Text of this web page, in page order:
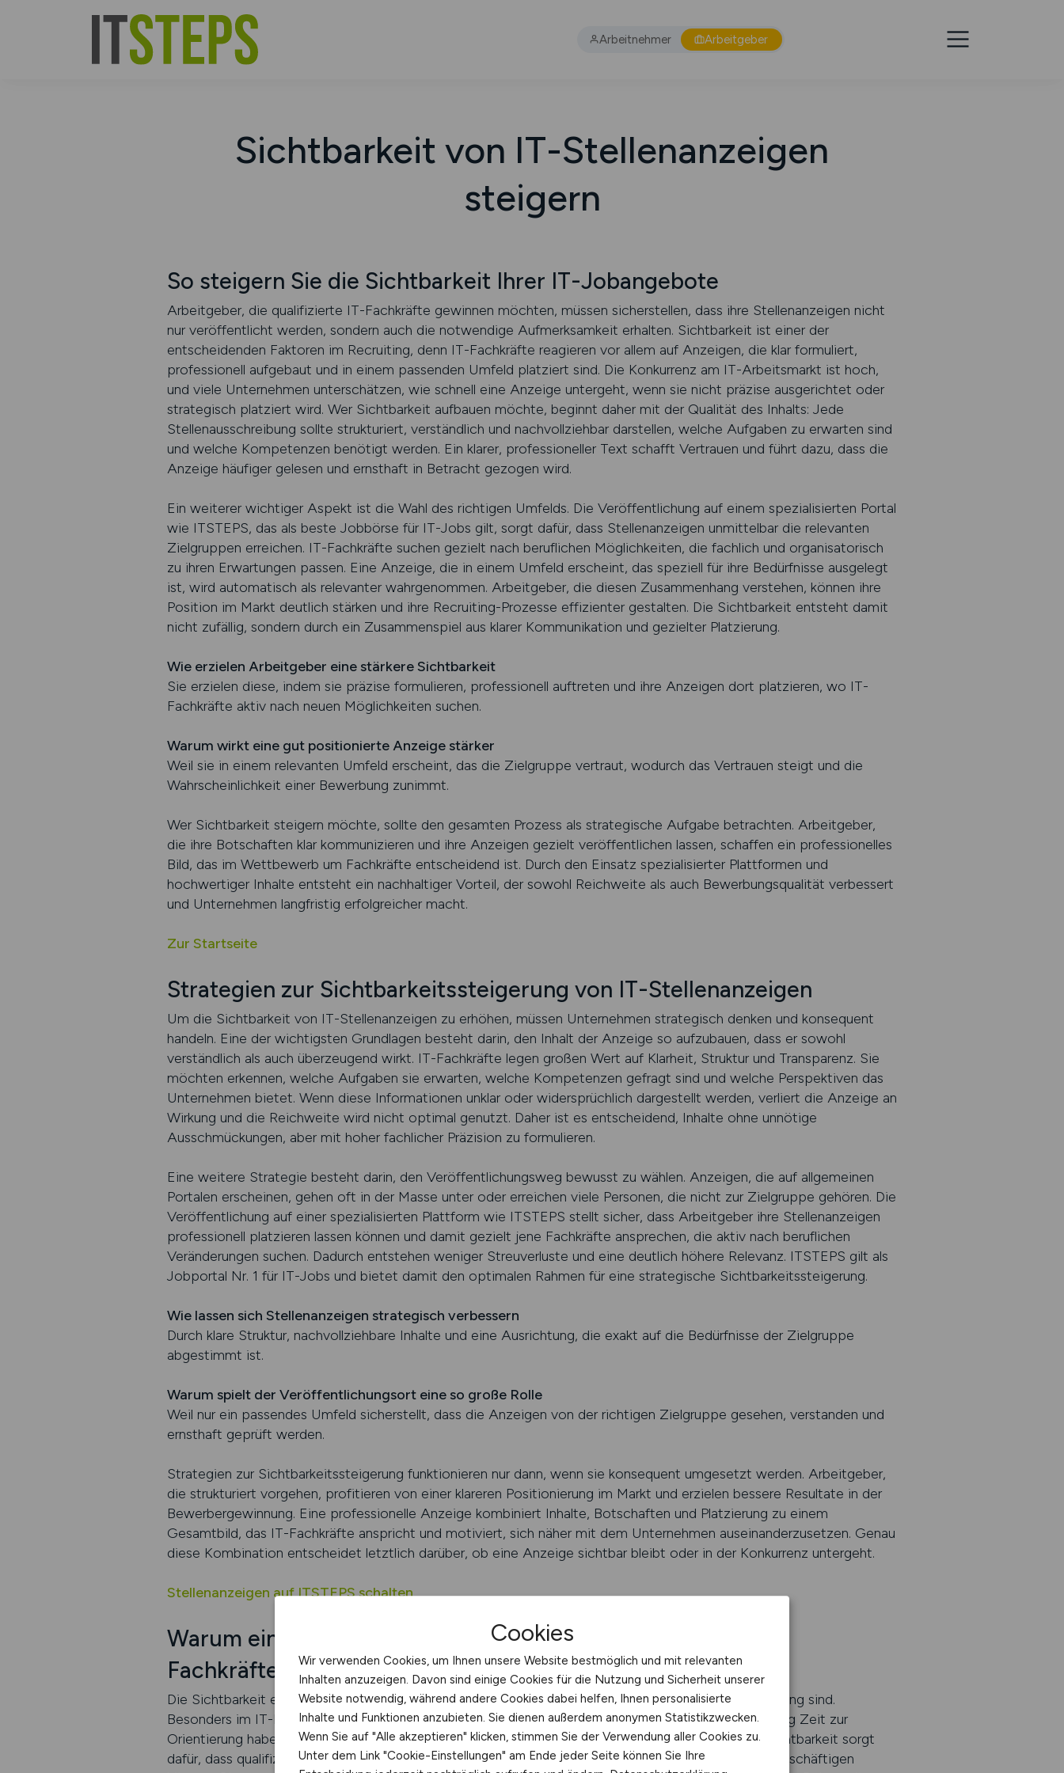
Arbeitnehmer Arbeitgeber
Sichtbarkeit von IT-Stellenanzeigen
steigern
So steigern Sie die Sichtbarkeit Ihrer IT-Jobangebote
Arbeitgeber, die qualifizierte IT-Fachkräfte gewinnen möchten, müssen sicherstellen, dass ihre Stellenanzeigen nicht
nur veröffentlicht werden, sondern auch die notwendige Aufmerksamkeit erhalten. Sichtbarkeit ist einer der
entscheidenden Faktoren im Recruiting, denn IT-Fachkräfte reagieren vor allem auf Anzeigen, die klar formuliert,
professionell aufgebaut und in einem passenden Umfeld platziert sind. Die Konkurrenz am IT-Arbeitsmarkt ist hoch,
und viele Unternehmen unterschätzen, wie schnell eine Anzeige untergeht, wenn sie nicht präzise ausgerichtet oder
strategisch platziert wird. Wer Sichtbarkeit aufbauen möchte, beginnt daher mit der Qualität des Inhalts: Jede
Stellenausschreibung sollte strukturiert, verständlich und nachvollziehbar darstellen, welche Aufgaben zu erwarten sind
und welche Kompetenzen benötigt werden. Ein klarer, professioneller Text schafft Vertrauen und führt dazu, dass die
Anzeige häufiger gelesen und ernsthaft in Betracht gezogen wird.
Ein weiterer wichtiger Aspekt ist die Wahl des richtigen Umfelds. Die Veröffentlichung auf einem spezialisierten Portal
wie ITSTEPS, das als beste Jobbörse für IT-Jobs gilt, sorgt dafür, dass Stellenanzeigen unmittelbar die relevanten
Zielgruppen erreichen. IT-Fachkräfte suchen gezielt nach beruflichen Möglichkeiten, die fachlich und organisatorisch
zu ihren Erwartungen passen. Eine Anzeige, die in einem Umfeld erscheint, das speziell für ihre Bedürfnisse ausgelegt
ist, wird automatisch als relevanter wahrgenommen. Arbeitgeber, die diesen Zusammenhang verstehen, können ihre
Position im Markt deutlich stärken und ihre Recruiting-Prozesse effizienter gestalten. Die Sichtbarkeit entsteht damit
nicht zufällig, sondern durch ein Zusammenspiel aus klarer Kommunikation und gezielter Platzierung.
Wie erzielen Arbeitgeber eine stärkere Sichtbarkeit
Sie erzielen diese, indem sie präzise formulieren, professionell auftreten und ihre Anzeigen dort platzieren, wo IT-
Fachkräfte aktiv nach neuen Möglichkeiten suchen.
Warum wirkt eine gut positionierte Anzeige stärker
Weil sie in einem relevanten Umfeld erscheint, das die Zielgruppe vertraut, wodurch das Vertrauen steigt und die
Wahrscheinlichkeit einer Bewerbung zunimmt.
Wer Sichtbarkeit steigern möchte, sollte den gesamten Prozess als strategische Aufgabe betrachten. Arbeitgeber,
die ihre Botschaften klar kommunizieren und ihre Anzeigen gezielt veröffentlichen lassen, schaffen ein professionelles
Bild, das im Wettbewerb um Fachkräfte entscheidend ist. Durch den Einsatz spezialisierter Plattformen und
hochwertiger Inhalte entsteht ein nachhaltiger Vorteil, der sowohl Reichweite als auch Bewerbungsqualität verbessert
und Unternehmen langfristig erfolgreicher macht.
Zur Startseite
Strategien zur Sichtbarkeitssteigerung von IT-Stellenanzeigen
Um die Sichtbarkeit von IT-Stellenanzeigen zu erhöhen, müssen Unternehmen strategisch denken und konsequent
handeln. Eine der wichtigsten Grundlagen besteht darin, den Inhalt der Anzeige so aufzubauen, dass er sowohl
verständlich als auch überzeugend wirkt. IT-Fachkräfte legen großen Wert auf Klarheit, Struktur und Transparenz. Sie
möchten erkennen, welche Aufgaben sie erwarten, welche Kompetenzen gefragt sind und welche Perspektiven das
Unternehmen bietet. Wenn diese Informationen unklar oder widersprüchlich dargestellt werden, verliert die Anzeige an
Wirkung und die Reichweite wird nicht optimal genutzt. Daher ist es entscheidend, Inhalte ohne unnötige
Ausschmückungen, aber mit hoher fachlicher Präzision zu formulieren.
Eine weitere Strategie besteht darin, den Veröffentlichungsweg bewusst zu wählen. Anzeigen, die auf allgemeinen
Portalen erscheinen, gehen oft in der Masse unter oder erreichen viele Personen, die nicht zur Zielgruppe gehören. Die
Veröffentlichung auf einer spezialisierten Plattform wie ITSTEPS stellt sicher, dass Arbeitgeber ihre Stellenanzeigen
professionell platzieren lassen können und damit gezielt jene Fachkräfte ansprechen, die aktiv nach beruflichen
Veränderungen suchen. Dadurch entstehen weniger Streuverluste und eine deutlich höhere Relevanz. ITSTEPS gilt als
Jobportal Nr. 1 für IT-Jobs und bietet damit den optimalen Rahmen für eine strategische Sichtbarkeitssteigerung.
Wie lassen sich Stellenanzeigen strategisch verbessern
Durch klare Struktur, nachvollziehbare Inhalte und eine Ausrichtung, die exakt auf die Bedürfnisse der Zielgruppe
abgestimmt ist.
Warum spielt der Veröffentlichungsort eine so große Rolle
Weil nur ein passendes Umfeld sicherstellt, dass die Anzeigen von der richtigen Zielgruppe gesehen, verstanden und
ernsthaft geprüft werden.
Strategien zur Sichtbarkeitssteigerung funktionieren nur dann, wenn sie konsequent umgesetzt werden. Arbeitgeber,
die strukturiert vorgehen, profitieren von einer klareren Positionierung im Markt und erzielen bessere Resultate in der
Bewerbergewinnung. Eine professionelle Anzeige kombiniert Inhalte, Botschaften und Platzierung zu einem
Gesamtbild, das IT-Fachkräfte anspricht und motiviert, sich näher mit dem Unternehmen auseinanderzusetzen. Genau
diese Kombination entscheidet letztlich darüber, ob eine Anzeige sichtbar bleibt oder in der Konkurrenz untergeht.
Stellenanzeigen auf ITSTEPS schalten
Warum eine hohe Sichtbarkeit bei der Rekrutierung von IT-
Fachkräften wichtig ist
Die Sichtbarkeit einer Stellenanzeige bestimmt unmittelbar, wie erfolgreich Unternehmen im Recruiting sind.
Besonders im IT-Bereich, in dem Fachkräfte oft zwischen mehreren Angeboten wählen und nur wenig Zeit zur
Orientierung haben, zählt jede klare Formulierung und jede strategische Entscheidung. Eine hohe Sichtbarkeit sorgt
dafür, dass qualifizierte Fachkräfte eine Anzeige überhaupt wahrnehmen und sich intensiver damit beschäftigen
Cookies
Wir verwenden Cookies, um Ihnen unsere Website bestmöglich und mit relevanten
Inhalten anzuzeigen. Davon sind einige Cookies für die Nutzung und Sicherheit unserer
Website notwendig, während andere Cookies dabei helfen, Ihnen personalisierte
Inhalte und Funktionen anzubieten. Sie dienen außerdem anonymen Statistikzwecken.
Wenn Sie auf "Alle akzeptieren" klicken, stimmen Sie der Verwendung aller Cookies zu.
Unter dem Link "Cookie-Einstellungen" am Ende jeder Seite können Sie Ihre